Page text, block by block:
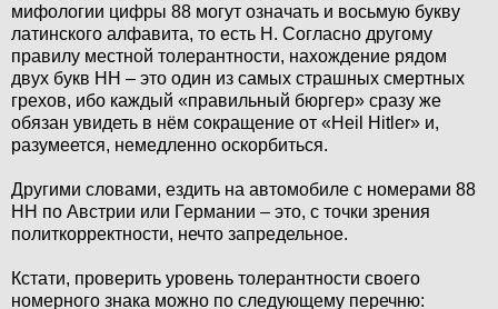
мифологии цифры 88 могут означать и восьмую букву
латинского алфавита, то есть H. Согласно другому
правилу местной толерантности, нахождение рядом
двух букв HH – это один из самых страшных смертных
грехов, ибо каждый «правильный бюргер» сразу же
обязан увидеть в нём сокращение от «Heil Hitler» и,
разумеется, немедленно оскорбиться.
Другими словами, ездить на автомобиле с номерами 88
HH по Австрии или Германии – это, с точки зрения
политкорректности, нечто запредельное.
Кстати, проверить уровень толерантности своего
номерного знака можно по следующему перечню: